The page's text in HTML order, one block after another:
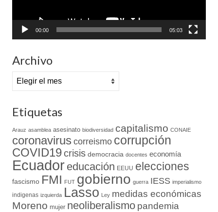
00:00 05:03
Archivo
Archivo
Etiquetas
Arauz asamblea asesinato biodiversidad capitalismo CONAIE
coronavirus correismo corrupción
COVID19crisis democracia docentes economía
Ecuador educación EEUU elecciones
fascismo FMI FUT gobierno guerra IESS imperialismo
indigenas izquierda Lasso Ley medidas económicas
Moreno mujer neoliberalismo pandemia